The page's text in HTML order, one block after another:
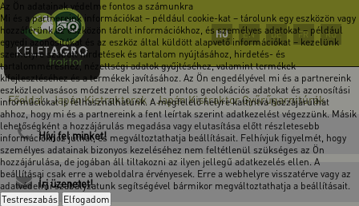
Az Ön adatainak védelme fontos a számunkra
Mi és a partnereink információkat – például cookie-kat – tárolunk egy eszközön vagy
hozzáférünk az eszközön tárolt információkhoz, és személyes adatokat – például
egyedi azonosítókat és az eszköz által küldött alapvető információkat – kezelünk
személyre szabott hirdetések és tartalom nyújtásához, hirdetés- és
tartalomméréshez, nézettségi adatok gyűjtéséhez, valamint termékek
kifejlesztéséhez és a termékek javításához. Az Ön engedélyével mi és a partnereink
eszközleolvasásos módszerrel szerzett pontos geolokációs adatokat és azonosítási
információkat is felhasználhatunk. A megfelelő helyre kattintva hozzájárulhat
ahhoz, hogy mi és a partnereink a fent leírtak szerint adatkezelést végezzünk. Másik
lehetőségként a hozzájárulás megadása vagy elutasítása előtt részletesebb
információkhoz juthat, és megváltoztathatja beállításait. Felhívjuk figyelmét, hogy
személyes adatainak bizonyos kezeléséhez nem feltétlenül szükséges az Ön
hozzájárulása, de jogában áll tiltakozni az ilyen jellegű adatkezelés ellen. A
beállításai csak erre a weboldalra érvényesek. Erre a webhelyre visszatérve vagy az
adatvédelmi szabályzatunk segítségével bármikor megváltoztathatja a beállításait.
Testreszabás Elfogadom
HU EN DE FR RO
Főoldal-Japán Kistraktorok -Japán Kistraktor Gyűrűgarnitúrák
Hívj fel minket!
Írj üzenetet!